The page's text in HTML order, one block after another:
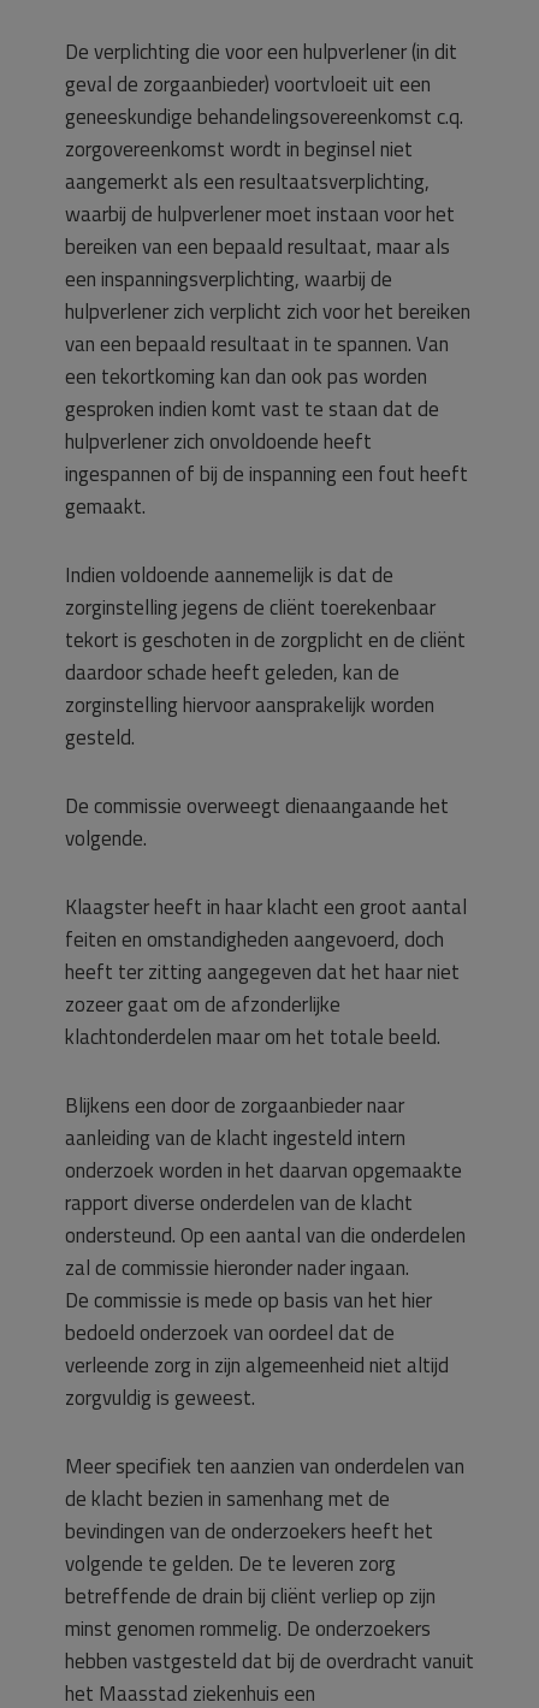
De verplichting die voor een hulpverlener (in dit
geval de zorgaanbieder) voortvloeit uit een
geneeskundige behandelingsovereenkomst c.q.
zorgovereenkomst wordt in beginsel niet
aangemerkt als een resultaatsverplichting,
waarbij de hulpverlener moet instaan voor het
bereiken van een bepaald resultaat, maar als
een inspanningsverplichting, waarbij de
hulpverlener zich verplicht zich voor het bereiken
van een bepaald resultaat in te spannen. Van
een tekortkoming kan dan ook pas worden
gesproken indien komt vast te staan dat de
hulpverlener zich onvoldoende heeft
ingespannen of bij de inspanning een fout heeft
gemaakt.
Indien voldoende aannemelijk is dat de
zorginstelling jegens de cliënt toerekenbaar
tekort is geschoten in de zorgplicht en de cliënt
daardoor schade heeft geleden, kan de
zorginstelling hiervoor aansprakelijk worden
gesteld.
De commissie overweegt dienaangaande het
volgende.
Klaagster heeft in haar klacht een groot aantal
feiten en omstandigheden aangevoerd, doch
heeft ter zitting aangegeven dat het haar niet
zozeer gaat om de afzonderlijke
klachtonderdelen maar om het totale beeld.
Blijkens een door de zorgaanbieder naar
aanleiding van de klacht ingesteld intern
onderzoek worden in het daarvan opgemaakte
rapport diverse onderdelen van de klacht
ondersteund. Op een aantal van die onderdelen
zal de commissie hieronder nader ingaan.
De commissie is mede op basis van het hier
bedoeld onderzoek van oordeel dat de
verleende zorg in zijn algemeenheid niet altijd
zorgvuldig is geweest.
Meer specifiek ten aanzien van onderdelen van
de klacht bezien in samenhang met de
bevindingen van de onderzoekers heeft het
volgende te gelden. De te leveren zorg
betreffende de drain bij cliënt verliep op zijn
minst genomen rommelig. De onderzoekers
hebben vastgesteld dat bij de overdracht vanuit
het Maasstad ziekenhuis een